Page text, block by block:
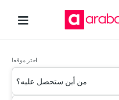
اختر موقعا
من أين ستحصل عليه؟